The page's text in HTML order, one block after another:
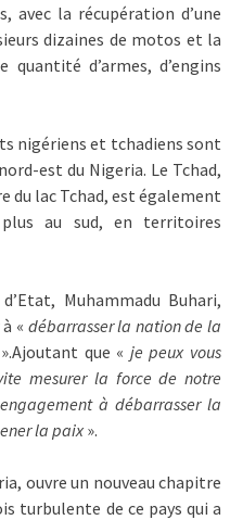
avec la récupération d’une
dizaines de motos et la
d’armes, d’engins
nigériens et tchadiens sont
est du Nigeria. Le Tchad,
du lac Tchad, est également
au sud, en territoires
Muhammadu Buhari,
« débarrasser la nation de la
».Ajoutant que « je peux vous
mesurer la force de notre
à débarrasser la
la paix».
ouvre un nouveau chapitre
turbulente de ce pays qui a